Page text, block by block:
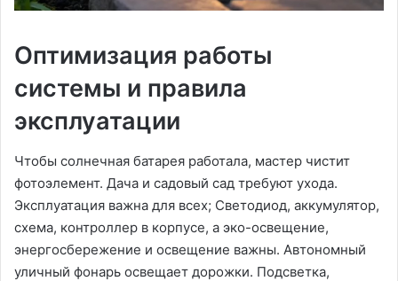
Оптимизация работы
системы и правила
эксплуатации
Чтобы солнечная батарея работала, мастер чистит
фотоэлемент. Дача и садовый сад требуют ухода.
Эксплуатация важна для всех; Светодиод, аккумулятор,
схема, контроллер в корпусе, а эко-освещение,
энергосбережение и освещение важны. Автономный
уличный фонарь освещает дорожки. Подсветка,